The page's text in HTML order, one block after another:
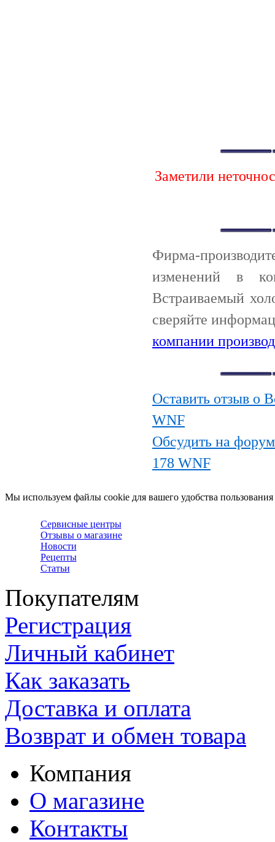
Заметили
Фирма-
изменений в
Встраиваемый
сверяйте
компании
Оставить отзыв о
WNF
Обсудить на
178 WNF
Мы используем файлы cookie для вашего удобства
Сервисные центры
Отзывы о магазине
Новости
Рецепты
Статьи
Покупателям
Регистрация
Личный кабинет
Как заказать
Доставка и оплата
Возврат и обмен товара
Компания
О магазине
Контакты